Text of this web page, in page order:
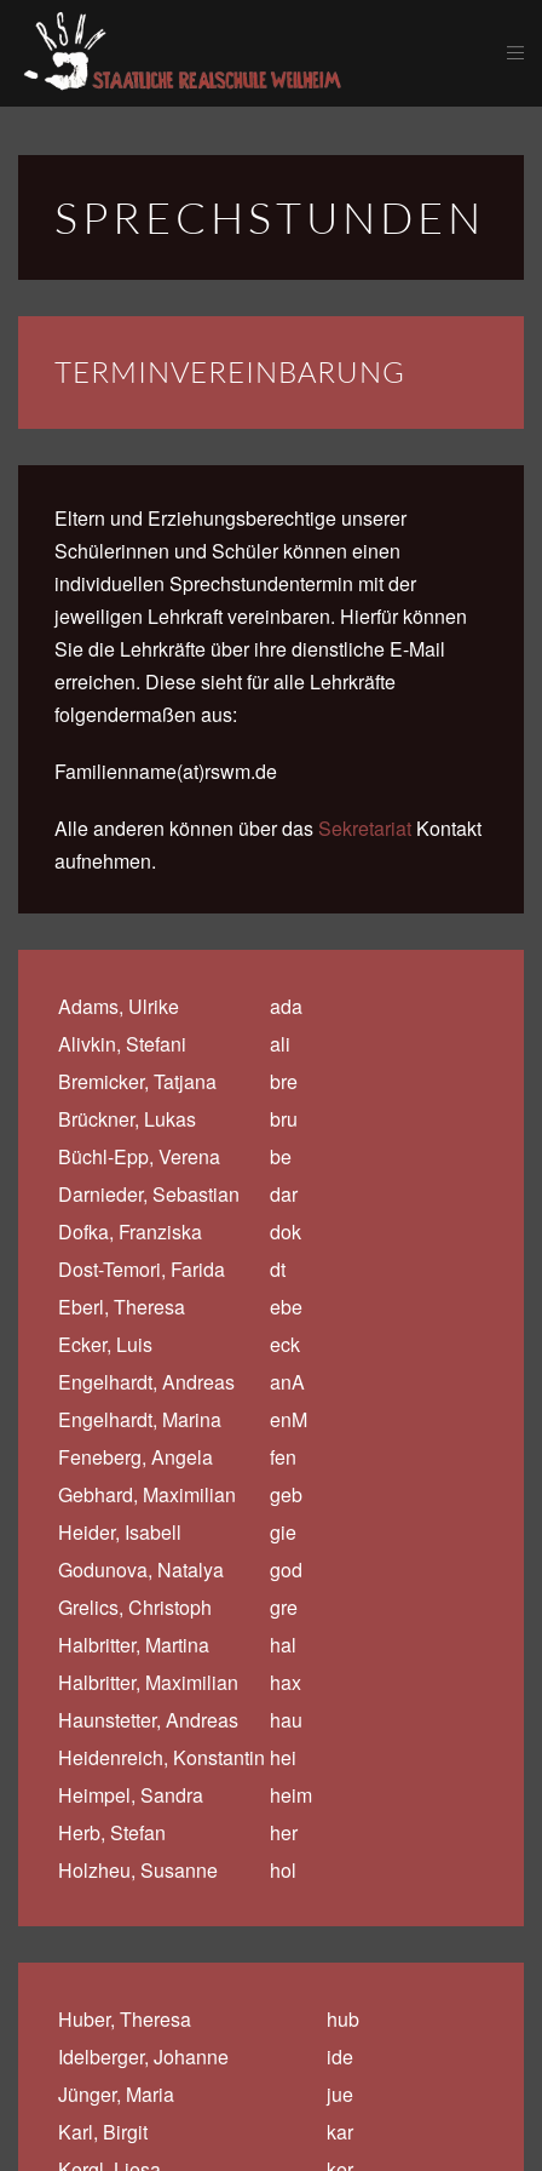
Skip to main content
SPRECHSTUNDEN
TERMIN­VEREINBARUNG
Eltern und Erziehungsberechtige unserer
Schülerinnen und Schüler können einen
individuellen Sprechstundentermin mit der
jeweiligen Lehrkraft vereinbaren. Hierfür können
Sie die Lehrkräfte über ihre dienstliche E-Mail
erreichen. Diese sieht für alle Lehrkräfte
folgendermaßen aus:
Familienname(at)rswm.de
Alle anderen können über das Sekretariat Kontakt
aufnehmen.
Adams, Ulrike
ada
Alivkin, Stefani
ali
Bremicker, Tatjana
bre
Brückner, Lukas
bru
Büchl-Epp, Verena
be
Darnieder, Sebastian
dar
Dofka, Franziska
dok
Dost-Temori, Farida
dt
Eberl, Theresa
ebe
Ecker, Luis
eck
Engelhardt, Andreas
anA
Engelhardt, Marina
enM
Feneberg, Angela
fen
Gebhard, Maximilian
geb
Heider, Isabell
gie
Godunova, Natalya
god
Grelics, Christoph
gre
Halbritter, Martina
hal
Halbritter, Maximilian
hax
Haunstetter, Andreas
hau
Heidenreich, Konstantin hei
Heimpel, Sandra
heim
Herb, Stefan
her
Holzheu, Susanne
hol
Huber, Theresa
hub
Idelberger, Johanne
ide
Jünger, Maria
jue
Karl, Birgit
kar